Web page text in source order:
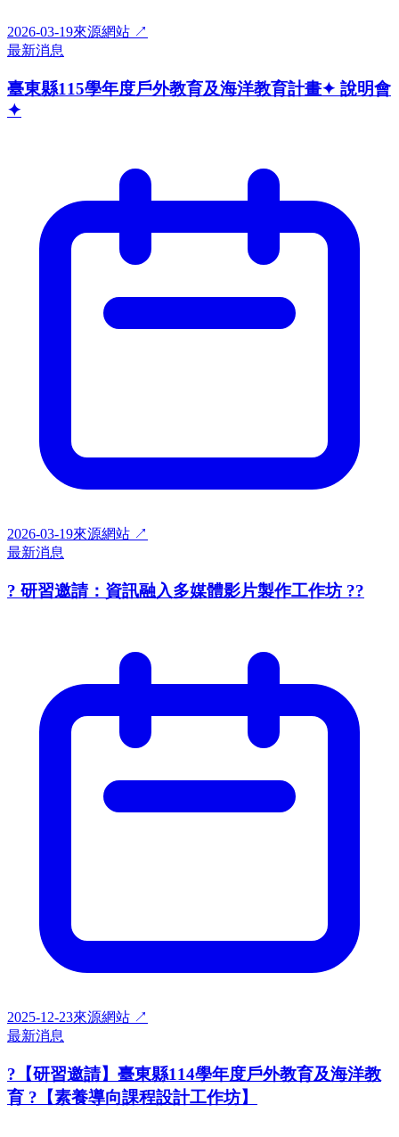
2026-03-19來源網站 ↗
最新消息
臺東縣115學年度戶外教育及海洋教育計畫✦ 說明會
✦
2026-03-19來源網站 ↗
最新消息
? 研習邀請：資訊融入多媒體影片製作工作坊 ??
2025-12-23來源網站 ↗
最新消息
?【研習邀請】臺東縣114學年度戶外教育及海洋教
育 ?【素養導向課程設計工作坊】